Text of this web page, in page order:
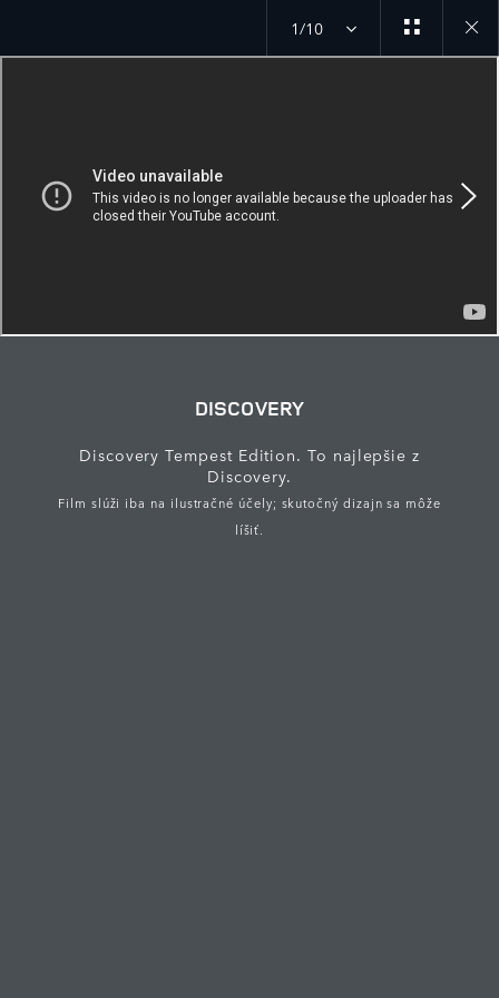
1/10
Close
DISCOVERY
Discovery Tempest Edition. To najlepšie z
Discovery.
Film slúži iba na ilustračné účely; skutočný dizajn sa môže
líšiť.